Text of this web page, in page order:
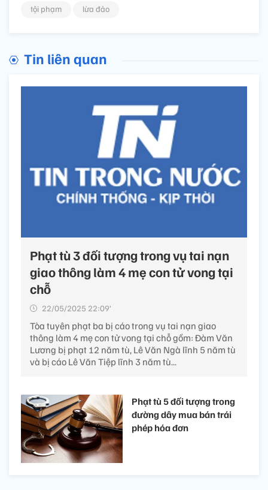
tội phạm
lừa đảo
Tin liên quan
Phạt tù 3 đối tượng trong vụ tai nạn
giao thông làm 4 mẹ con tử vong tại
chỗ
22/05/2025 22:09’
Tòa tuyên phạt ba bị cáo trong vụ tai nạn giao
thông làm 4 mẹ con tử vong tại chỗ gồm: Đàm Văn
Lương bị phạt 12 năm tù, Lê Văn Ngà lĩnh 5 năm tù
và bị cáo Lê Văn Tiệp lĩnh 3 năm tù...
Phạt tù 5 đối tượng trong
đường dây mua bán trái
phép hóa đơn